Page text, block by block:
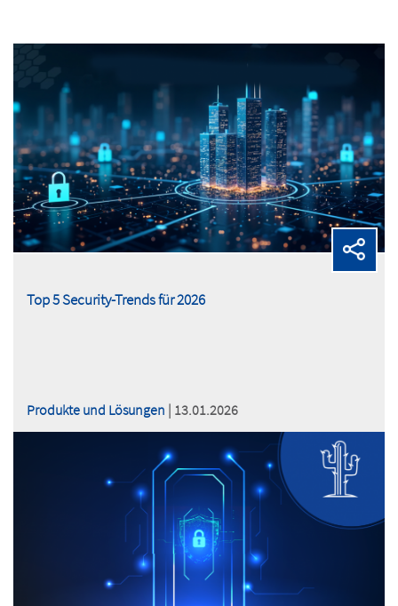
Top 5 Security-Trends für 2026
Produkte und Lösungen | 13.01.2026